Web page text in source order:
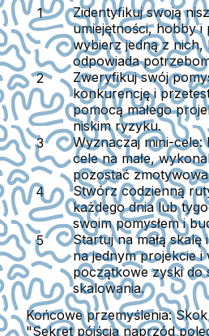
Zidentyfikuj swoją
umiejętności, hobby i
wybierz jedną z nich,
odpowiada
Zweryfikuj swój
konkurencję i
pomocą małego
niskim ryzyku.
Wyznaczaj mini-cele:
cele na małe,
pozostać
Stwórz codzienną
każdego dnia lub
swoim pomysłem i
Startuj na małą skalę
na jednym projekcie i
początkowe zyski do
skalowania.
Końcowe przemyślenia:
"Sekret pójścia naprzód